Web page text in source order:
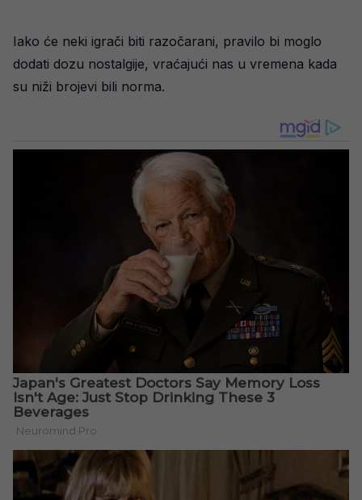
Iako će neki igrači biti razočarani, pravilo bi moglo
dodati dozu nostalgije, vraćajući nas u vremena kada
su niži brojevi bili norma.